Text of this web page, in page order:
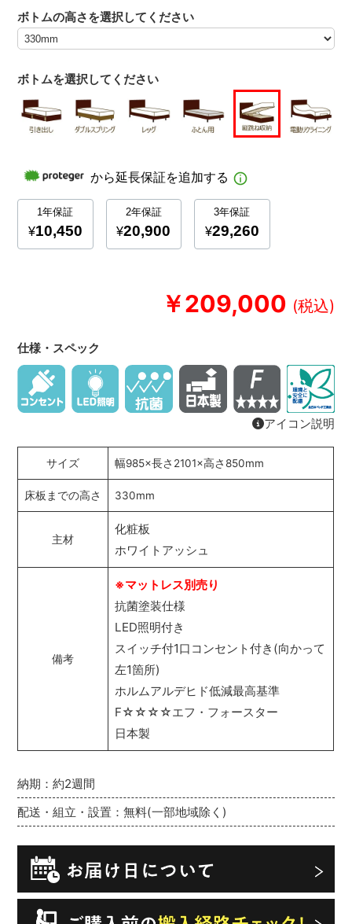
￥209,000
納期：約2週間
配送・組立・設置：無料(一部地域除く)
ボトムの高さを選択してください
ボトムを選択してください
仕様・スペック
アイコン説明
サイズ 幅985×長さ2101×高さ850mm
床板までの高さ 330mm
主材
化粧板
ホワイトアッシュ
備考
※マットレス別売り
抗菌塗装仕様
LED照明付き
スイッチ付1口コンセント付き(向かって
左1箇所)
ホルムアルデヒド低減最高基準
F☆☆☆☆エフ・フォースター
日本製